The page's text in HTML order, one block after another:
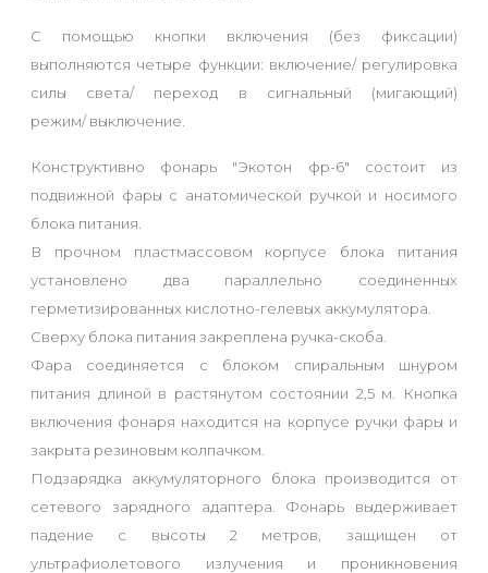
С помощью кнопки включения (без фиксации)
выполняются четыре функции: включение/ регулировка
силы света/ переход в сигнальный (мигающий)
режим/ выключение.
Конструктивно фонарь "Экотон фр-6" состоит из
подвижной фары с анатомической ручкой и носимого
блока питания.
В прочном пластмассовом корпусе блока питания
установлено два параллельно соединенных
герметизированных кислотно-гелевых аккумулятора.
Сверху блока питания закреплена ручка-скоба.
Фара соединяется с блоком спиральным шнуром
питания длиной в растянутом состоянии 2,5 м. Кнопка
включения фонаря находится на корпусе ручки фары и
закрыта резиновым колпачком.
Подзарядка аккумуляторного блока производится от
сетевого зарядного адаптера. Фонарь выдерживает
падение с высоты 2 метров, защищен от
ультрафиолетового излучения и проникновения